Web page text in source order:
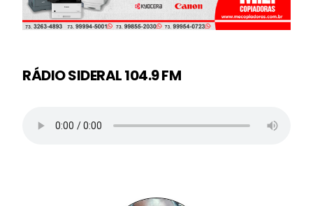
RÁDIO SIDERAL 104.9 FM